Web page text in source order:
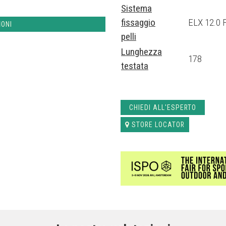
Sistema
fissaggio
pelli
ELX 12.0
Lunghezza
testata
178
CHIEDI ALL'ESPERTO
STORE LOCATOR